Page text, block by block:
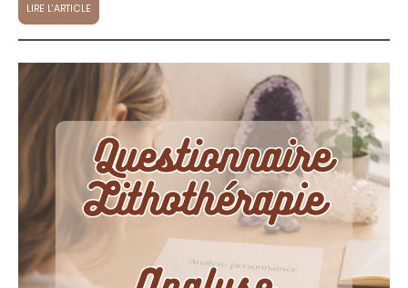
LIRE L'ARTICLE